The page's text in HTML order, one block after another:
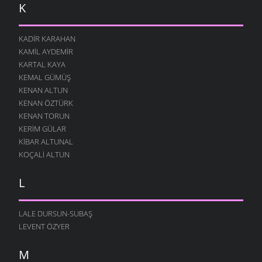
11 AĞUSTOS 2004
TABUT
11 AĞUSTOS 2004
EL ATIN
11 AĞUSTOS 2004
MAHMUT
11 AĞUSTOS 2004
GÖTÜR
11 AĞUSTOS 2004
E HANI
11 AĞUSTOS 2004
AV
11 AĞUSTOS 2004
11 AĞUSTOS 2004
K
KADIR KARAHAN
KAMIL AYDEMIR
KARTAL KAYA
KEMAL GÜMÜŞ
KENAN ALTUN
KENAN ÖZTÜRK
KENAN TORUN
KERIM GÜLAR
KIBAR ALTUNAL
KOÇALI ALTUN
L
LALE DURSUN-SUBAŞ
LEVENT ÖZYER
M